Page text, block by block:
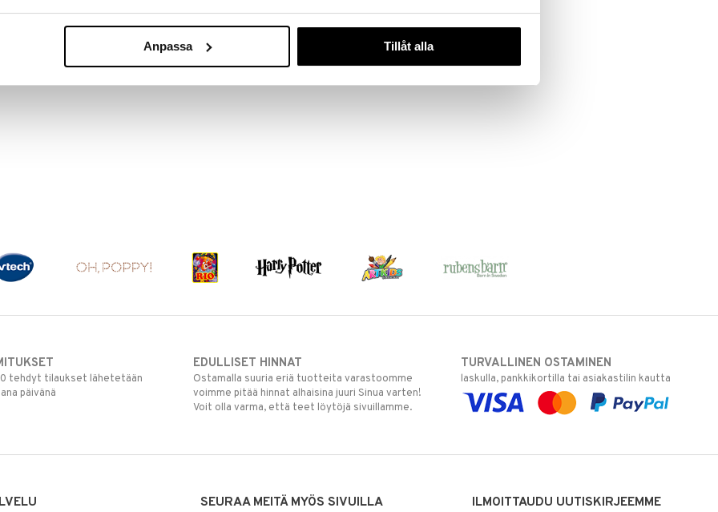
Anpassa Tillåt alla
yksityiskohta, joka yhdistää turvallisuuden ja
19,90 € 11,90 €
tehdyt tilaukset lähetetään
päivänä
EDULLISET HINNAT
Ostamalla suuria eriä tuotteita varastoomme
voimme pitää hinnat alhaisina juuri Sinua varten!
Voit olla varma, että teet löytöjä sivuillamme.
TURVALLINEN OSTAMINEN
laskulla, pankkikortilla tai asiakastilin kautta
SEURAA MEITÄ MYÖS SIVUILLA
ILMOITTAUDU UUTISKIRJEEMME